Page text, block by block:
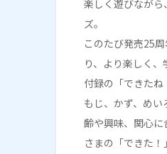
楽しく遊びなが
ズ。
このたび発売25
り、より楽しく
付録の「できたね
もじ、かず、め
齢や興味、関心
さまの「できた！